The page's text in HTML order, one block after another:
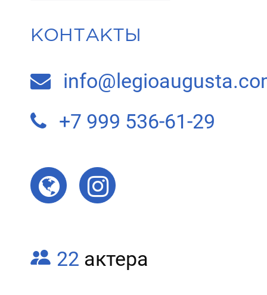
КОНТАКТЫ
+7 999 536-61-29
22 актера